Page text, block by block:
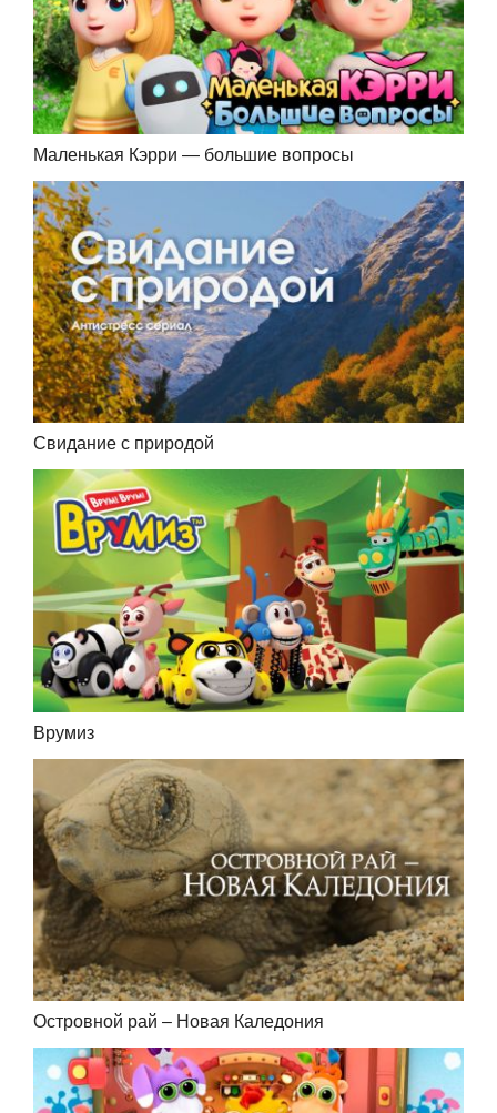
Маленькая Кэрри — большие вопросы
Свидание с природой
Врумиз
Островной рай – Новая Каледония